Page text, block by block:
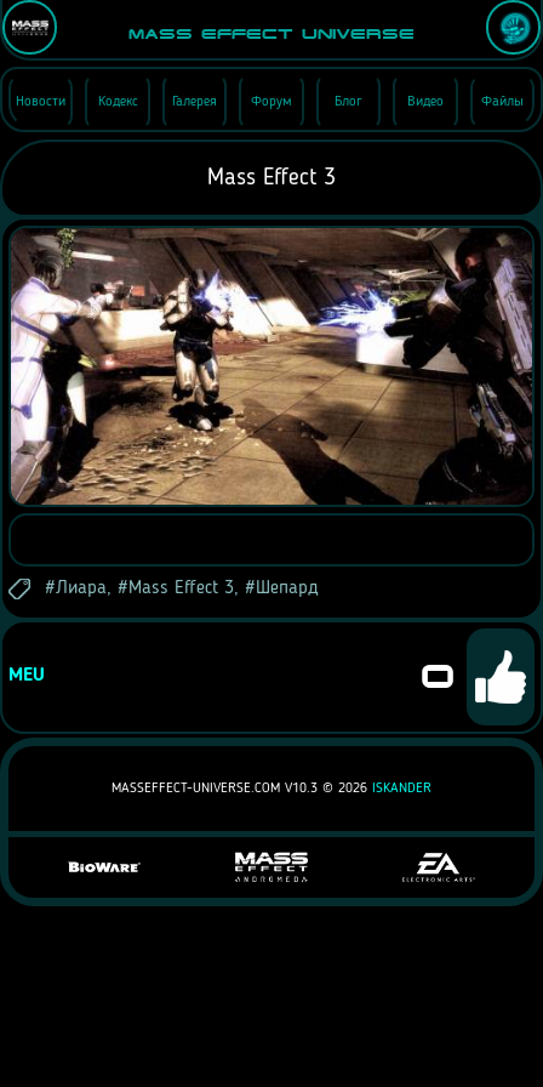
Mass Effect Universe
Новости Кодекс Галерея Форум Блог Видео Файлы
Mass Effect 3
Лиара, Mass Effect 3, Шепард
MEU 0
MASSEFFECT-UNIVERSE.COM V10.3 © 2026 ISKANDER